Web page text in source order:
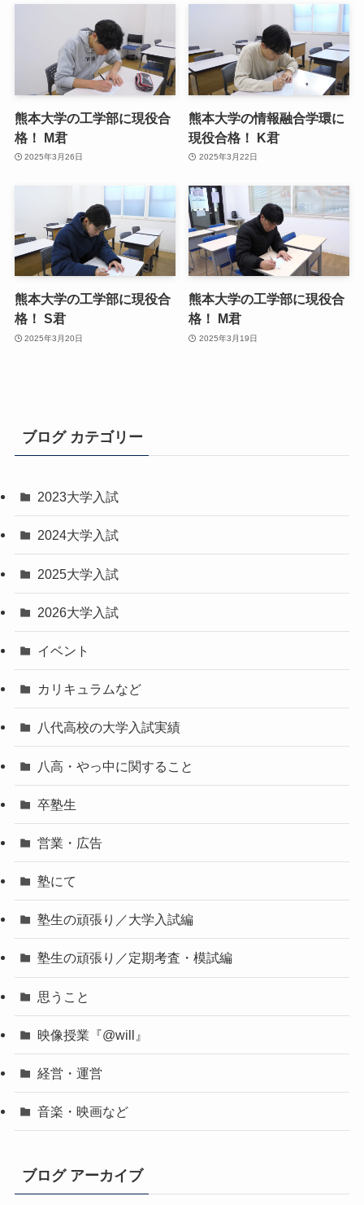
熊本大学の工学部に現役合
格！ M君
2025年3月26日
熊本大学の情報融合学環に
現役合格！ K君
2025年3月22日
熊本大学の工学部に現役合
格！ S君
2025年3月20日
熊本大学の工学部に現役合
格！ M君
2025年3月19日
ブログ カテゴリー
2023大学入試
2024大学入試
2025大学入試
2026大学入試
イベント
カリキュラムなど
八代高校の大学入試実績
八高・やっ中に関すること
卒塾生
営業・広告
塾にて
塾生の頑張り／大学入試編
塾生の頑張り／定期考査・模試編
思うこと
映像授業『@will』
経営・運営
音楽・映画など
ブログ アーカイブ